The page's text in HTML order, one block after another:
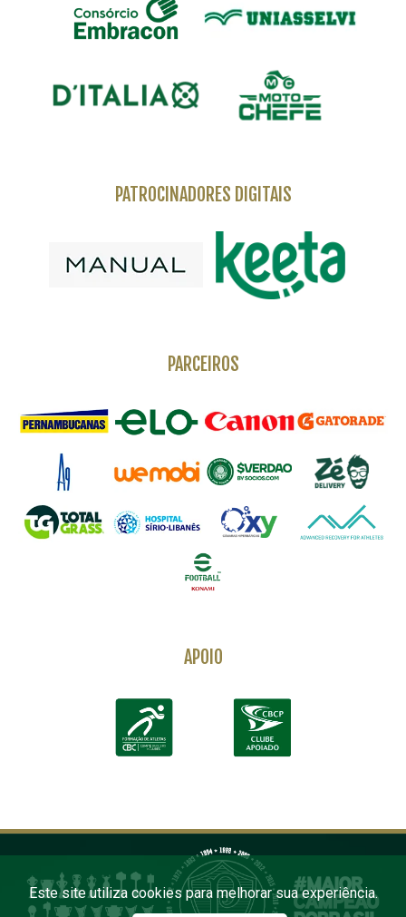
PATROCINADORES DIGITAIS
PARCEIROS
APOIO
Este site utiliza cookies para melhorar sua experiência.